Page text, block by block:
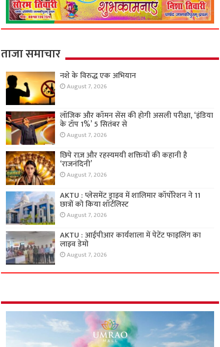
ताजा समाचार
नशे के विरुद्ध एक अभियान
August 7, 2026
लॉजिक और कॉमन सेंस की होगी असली परीक्षा, ‘इंडिया
के टॉप 1%’ 5 सितंबर से
August 7, 2026
छिपे राज़ और रहस्यमयी शक्तियों की कहानी है
‘राजनंदिनी’
August 7, 2026
AKTU : प्लेसमेंट ड्राइव में शालिमार कॉर्पोरेशन ने 11
छात्रों को किया शॉर्टलिस्ट
August 7, 2026
AKTU : आईपीआर कार्यशाला में पेटेंट फाइलिंग का
लाइव डेमो
August 7, 2026